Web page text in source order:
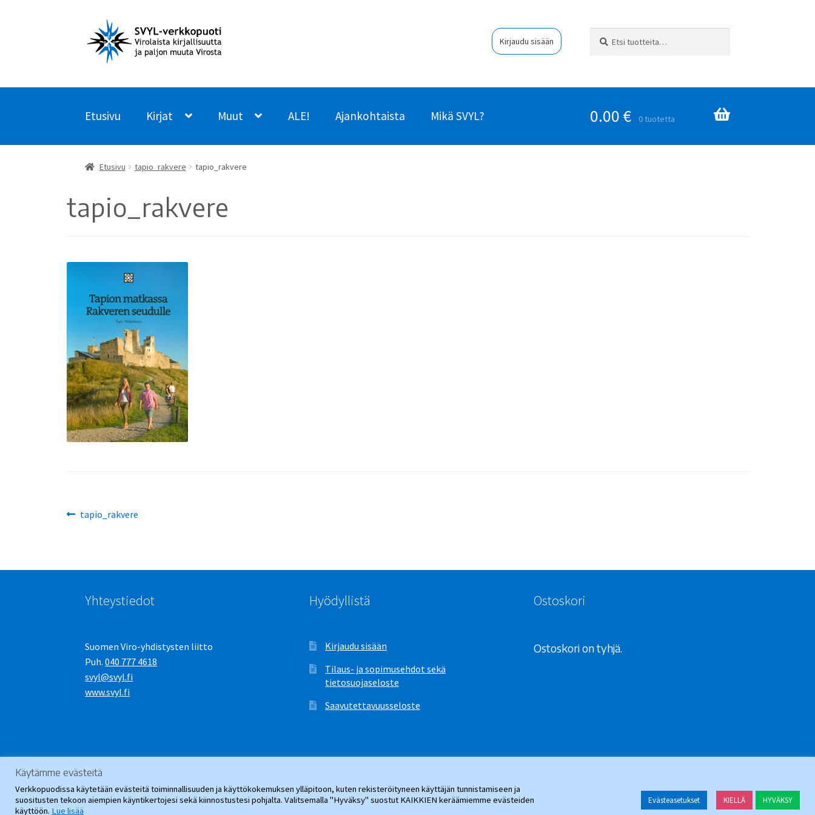
Siirry
navigointiin
Siirry
sisältöön
Kirjaudu sisään
Etusivu Kirjat Muut ALE! Ajankohtaista Mikä SVYL? 0.00 € 0 tuotetta
Etusivu tapio_rakvere tapio_rakvere
tapio_rakvere
Artikkelien
Edellinen
tapio_rakvere
Yhteystiedot
Suomen Viro-yhdistysten liitto
Puh.040 777 4618
svyl@svyl.fi
www.svyl.fi
Hyödyllistä
Kirjaudu sisään
Tilaus- ja sopimusehdot sekä
tietosuojaseloste
Saavutettavuusseloste
Ostoskori
Ostoskori on tyhjä.
Käytämme evästeitä
Verkkopuodissa käytetään evästeitä toiminnallisuuden ja käyttökokemuksen ylläpitoon, kuten rekisteröityneen käyttäjän tunnistamiseen ja
suositusten tekoon aiempien käyntikertojesi sekä kiinnostustesi pohjalta. Valitsemalla "Hyväksy" suostut KAIKKIEN keräämiemme evästeiden
käyttöön. Lue lisää
Evästeasetukset KIELLÄ HYVÄKSY